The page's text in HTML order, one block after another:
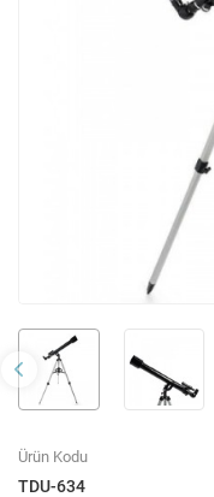
Ürün Kodu
TDU-634